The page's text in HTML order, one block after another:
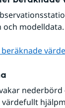
modelldata.